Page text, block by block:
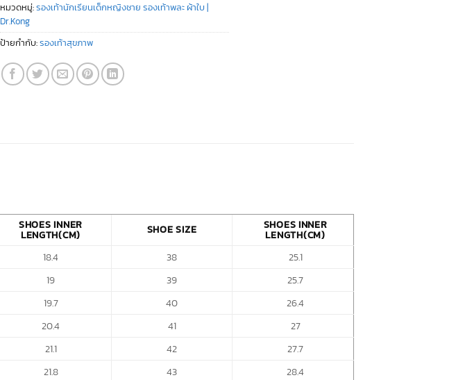
หมวดหมู่:รองเท้านักเรียนเด็กหญิงชาย รองเท้าพละ ผ้าใบ |
Dr.Kong
ป้ายกำกับ:รองเท้าสุขภาพ
SHOES INNER
LENGTH(CM) SHOE SIZE SHOES INNER
LENGTH(CM)
18.4 38
25.1
19 39
25.7
19.7 40
26.4
20.4 41
27
21.1 42
27.7
21.8 43
28.4